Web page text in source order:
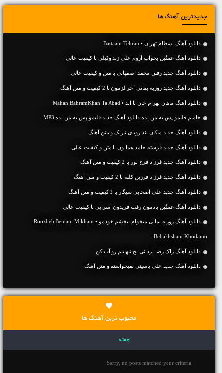
جدیدترین آهنگ ها
دانلود آهنگ بسطام تهران • Bastaam Tehran
دانلود آهنگ غمگین بخواب آروم علی زند وکیلی با کیفیت عالی
دانلود آهنگ جديد رفتن محمد اصفهانی با متن و کیفیت عالی
دانلود آهنگ جديد روزبه بمانی آخرالزمون با 2 کیفیت و متن آهنگ
دانلود آهنگ ماهان بهرام خان تا ابد • Mahan BahramKhan Ta Abad
حامیم قلبمو پس به من بده دانلود آهنگ جدید قلبمو پس به من بده MP3
دانلود آهنگ جديد ماکان بند رویای تاریک و متن آهنگ
دانلود آهنگ جديد فرشته حامد همایون با متن و کیفیت عالی
دانلود آهنگ جديد فرزاد فرخ نور با 2 کیفیت و متن آهنگ
دانلود آهنگ جديد فرزاد فرزین کلبه با 2 کیفیت و متن آهنگ
دانلود آهنگ جديد علی اصحابی سیگار با 2 کیفیت و متن آهنگ
دانلود آهنگ غمگین یادمون رفت فریدون آسرایی با کیفیت عالی
دانلود آهنگ روزبه بمانی میخوام ببخشم خودمو • Roozbeh Bemani Mikham
Bebakhsham Khodamo
دانلود آهنگ راک رضا یزدانی یخ تنهاییم رو آب کن
دانلود آهنگ جديد علی یاسینی نمیخواستم و متن آهنگ
محبوب ترین آهنگ ها
هفته
Sorry, no posts matched your criteria.